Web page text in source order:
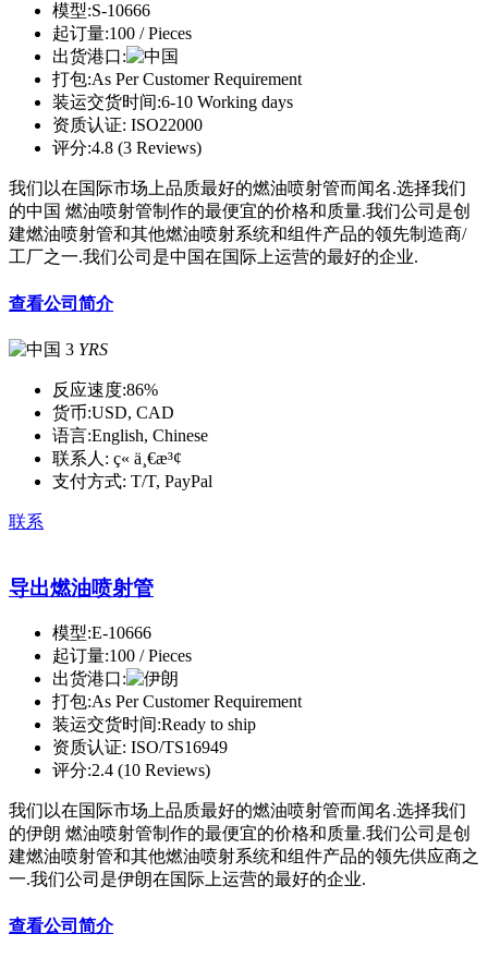
模型:S-10666
起订量:100 / Pieces
出货港口:
打包:As Per Customer Requirement
装运交货时间:6-10 Working days
资质认证: ISO22000
评分:4.8 (3 Reviews)
我们以在国际市场上品质最好的燃油喷射管而闻名.选择我们
的中国 燃油喷射管制作的最便宜的价格和质量.我们公司是创
建燃油喷射管和其他燃油喷射系统和组件产品的领先制造商/
工厂之一.我们公司是中国在国际上运营的最好的企业.
查看公司简介
3 YRS
反应速度:86%
货币:USD, CAD
语言:English, Chinese
联系人: ç« ä¸€æ³¢
支付方式: T/T, PayPal
联系
导出燃油喷射管
模型:E-10666
起订量:100 / Pieces
出货港口:
打包:As Per Customer Requirement
装运交货时间:Ready to ship
资质认证: ISO/TS16949
评分:2.4 (10 Reviews)
我们以在国际市场上品质最好的燃油喷射管而闻名.选择我们
的伊朗 燃油喷射管制作的最便宜的价格和质量.我们公司是创
建燃油喷射管和其他燃油喷射系统和组件产品的领先供应商之
一.我们公司是伊朗在国际上运营的最好的企业.
查看公司简介